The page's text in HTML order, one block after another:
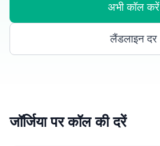
अभी कॉल करें
लैंडलाइन दर
जॉर्जिया पर कॉल की दरें